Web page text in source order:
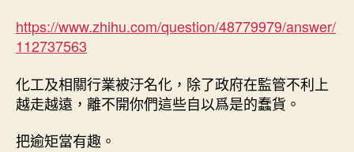
https://www.zhihu.com/question/48779979/answer/
112737563
化工及相關行業被汙名化，除了政府在監管不利上
越走越遠，離不開你們這些自以爲是的蠢貨。
把逾矩當有趣。